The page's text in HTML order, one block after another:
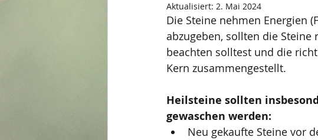
Aktualisiert: 2. Mai 2024
Die Steine nehmen Energien
abzugeben, sollten die
beachten solltest und die
Kern zusammengestellt.
Heilsteine sollten
gewaschen werden:
Neu gekaufte Steine vor